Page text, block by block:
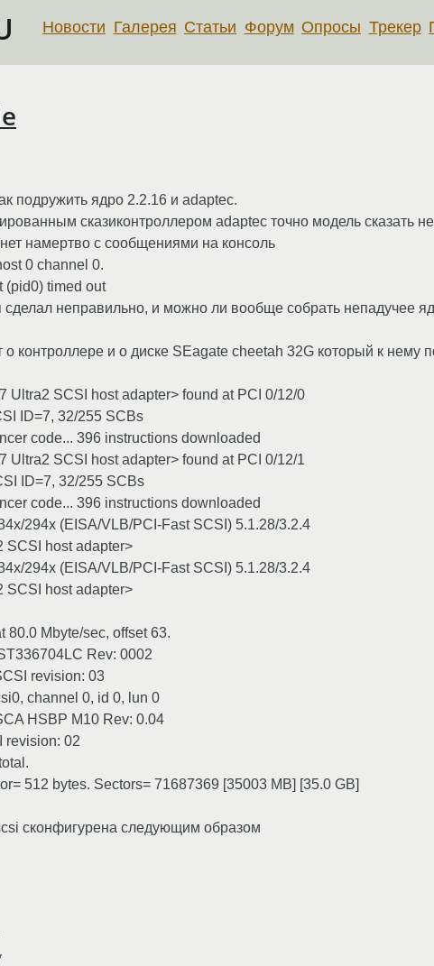
Новости Галерея Статьи Форум Опросы Трекер
подружить ядро 2.2.16 и adaptec.
сказиконтроллером adaptec точно модель сказать
намертво с сообщениями на консоль
0 channel 0.
(pid0) timed out
сделал неправильно, и можно ли вообще собрать непадучее
о контроллере и о диске SEagate cheetah 32G который к
Ultra2 SCSI host adapter> found at PCI 0/12/0
ID=7, 32/255 SCBs
code... 396 instructions downloaded
Ultra2 SCSI host adapter> found at PCI 0/12/1
ID=7, 32/255 SCBs
code... 396 instructions downloaded
294x (EISA/VLB/PCI-Fast SCSI) 5.1.28/3.2.4
SCSI host adapter>
294x (EISA/VLB/PCI-Fast SCSI) 5.1.28/3.2.4
SCSI host adapter>
80.0 Mbyte/sec, offset 63.
Rev: 0002
revision: 03
channel 0, id 0, lun 0
HSBP M10 Rev: 0.04
revision: 02
512 bytes. Sectors= 71687369 [35003 MB] [35.0 GB]
сконфигурена следующим образом